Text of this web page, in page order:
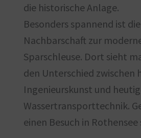
die historische Anlage.
Besonders spannend ist
Nachbarschaft zur
Sparschleuse. Dort sieht
den Unterschied zwischen
Ingenieurskunst und
Wassertransporttechnik.
einen Besuch in Rothensee